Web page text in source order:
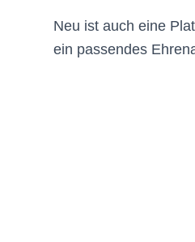
Neu ist auch eine
ein passendes